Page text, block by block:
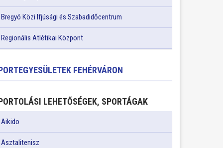
Bregyó Közi Ifjúsági és Szabadidőcentrum
Regionális Atlétikai Központ
FEHÉRVÁRON
LEHETŐSÉGEK, SPORTÁGAK
Aikido
Asztalitenisz